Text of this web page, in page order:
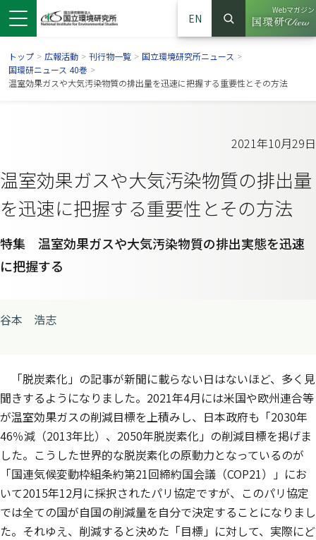
ドウで開きます）
ンドウで開きます）
ウインドウで開きます）
EN
サイト内検索
検索
Webマガジン
（別ウイ
トップ > 広報活動 > 刊行物一覧 > 国立環境研究所ニュース >
国環研ニュース 40巻 >
温室効果ガスや大気汚染物質の排出量を迅速に把握する重要性とその方法
2021年10月29日
温室効果ガスや大気汚染物質の排出量
を迅速に把握する重要性とその方法
特集 温室効果ガスや大気汚染物質の排出実態を迅速
に把握する
谷本 浩志
「脱炭素化」の記事が新聞に載らない日はないほど、多く見
聞きするようになりました。2021年4月には米国や欧州連合等
が温室効果ガスの削減目標を上積みし、日本政府も「2030年
46％減（2013年比）、2050年脱炭素化」の削減目標を掲げま
した。こうした世界的な脱炭素化の原動力となっているのが
「国連気候変動枠組条約第21回締約国会議（COP21）」にお
いて2015年12月に採択されたパリ協定ですが、このパリ協定
では全ての国が自国の削減量を自分で決定することになりまし
た。それゆえ、削減すると決めた「目標」に対して、実際にど